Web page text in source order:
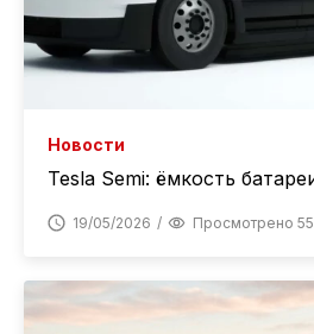
Новости
Tesla Semi: ёмкость
19/05/2026 Просмотрено